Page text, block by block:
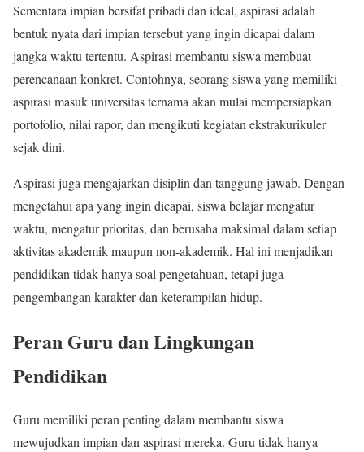
Sementara impian bersifat pribadi dan ideal, aspirasi adalah
bentuk nyata dari impian tersebut yang ingin dicapai dalam
jangka waktu tertentu. Aspirasi membantu siswa membuat
perencanaan konkret. Contohnya, seorang siswa yang memiliki
aspirasi masuk universitas ternama akan mulai mempersiapkan
portofolio, nilai rapor, dan mengikuti kegiatan ekstrakurikuler
sejak dini.
Aspirasi juga mengajarkan disiplin dan tanggung jawab. Dengan
mengetahui apa yang ingin dicapai, siswa belajar mengatur
waktu, mengatur prioritas, dan berusaha maksimal dalam setiap
aktivitas akademik maupun non-akademik. Hal ini menjadikan
pendidikan tidak hanya soal pengetahuan, tetapi juga
pengembangan karakter dan keterampilan hidup.
Peran Guru dan Lingkungan
Pendidikan
Guru memiliki peran penting dalam membantu siswa
mewujudkan impian dan aspirasi mereka. Guru tidak hanya